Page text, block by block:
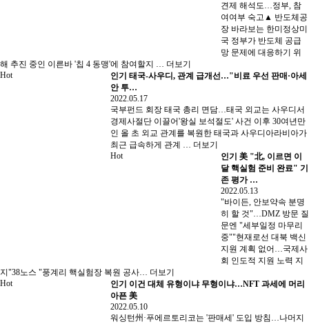
견제 해석도…정부, 참
여여부 숙고▲ 반도체공
장 바라보는 한미정상미
국 정부가 반도체 공급
망 문제에 대응하기 위
해 추진 중인 이른바 '칩 4 동맹'에 참여할지 … 더보기
Hot
인기 태국-사우디, 관계 급개선…"비료 우선 판매·아세
안 투…
2022.05.17
국부펀드 회장 태국 총리 면담…태국 외교는 사우디서
경제사절단 이끌어'왕실 보석절도' 사건 이후 30여년만
인 올 초 외교 관계를 복원한 태국과 사우디아라비아가
최근 급속하게 관계 … 더보기
Hot
인기 美 "北, 이르면 이
달 핵실험 준비 완료" 기
존 평가 …
2022.05.13
"바이든, 안보약속 분명
히 할 것"…DMZ 방문 질
문엔 "세부일정 마무리
중""현재로선 대북 백신
지원 계획 없어…국제사
회 인도적 지원 노력 지
지"38노스 "풍계리 핵실험장 복원 공사… 더보기
Hot
인기
이건 대체 유형이냐 무형이냐…NFT 과세에 머리
아픈 美
2022.05.10
워싱턴州·푸에르토리코는 '판매세' 도입 방침…나머지